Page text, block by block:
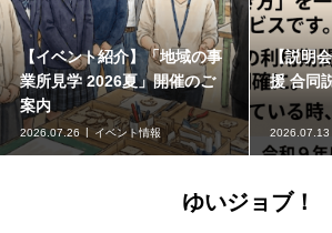
【イベント紹介】「地域の事
業所見学 2026夏」開催のご
案内
2026.07.26 イベント情報
【説明
援 合同
2026.07.13
ゆいジョブ！